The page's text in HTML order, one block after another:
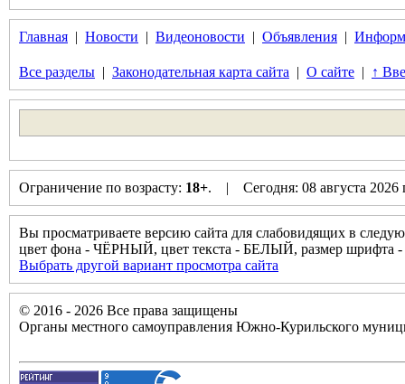
Главная | Новости | Видеоновости | Объявления |
Все разделы | Законодательная карта сайта | О сайте | ↑
Ограничение по возрасту: 18+. | Сегодня: 08 августа
Вы просматриваете версию сайта для слабовидящих в
цвет фона - ЧЁРНЫЙ, цвет текста - БЕЛЫЙ, размер
Выбрать другой вариант просмотра сайта
© 2016 - 2026 Все права защищены
Органы местного самоуправления Южно-Курильского